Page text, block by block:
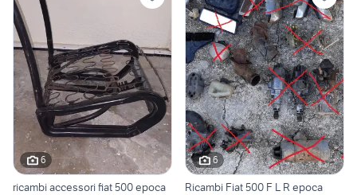
6
ricambi accessori fiat 500 epoca
6
Ricambi Fiat 500 F L R epoca